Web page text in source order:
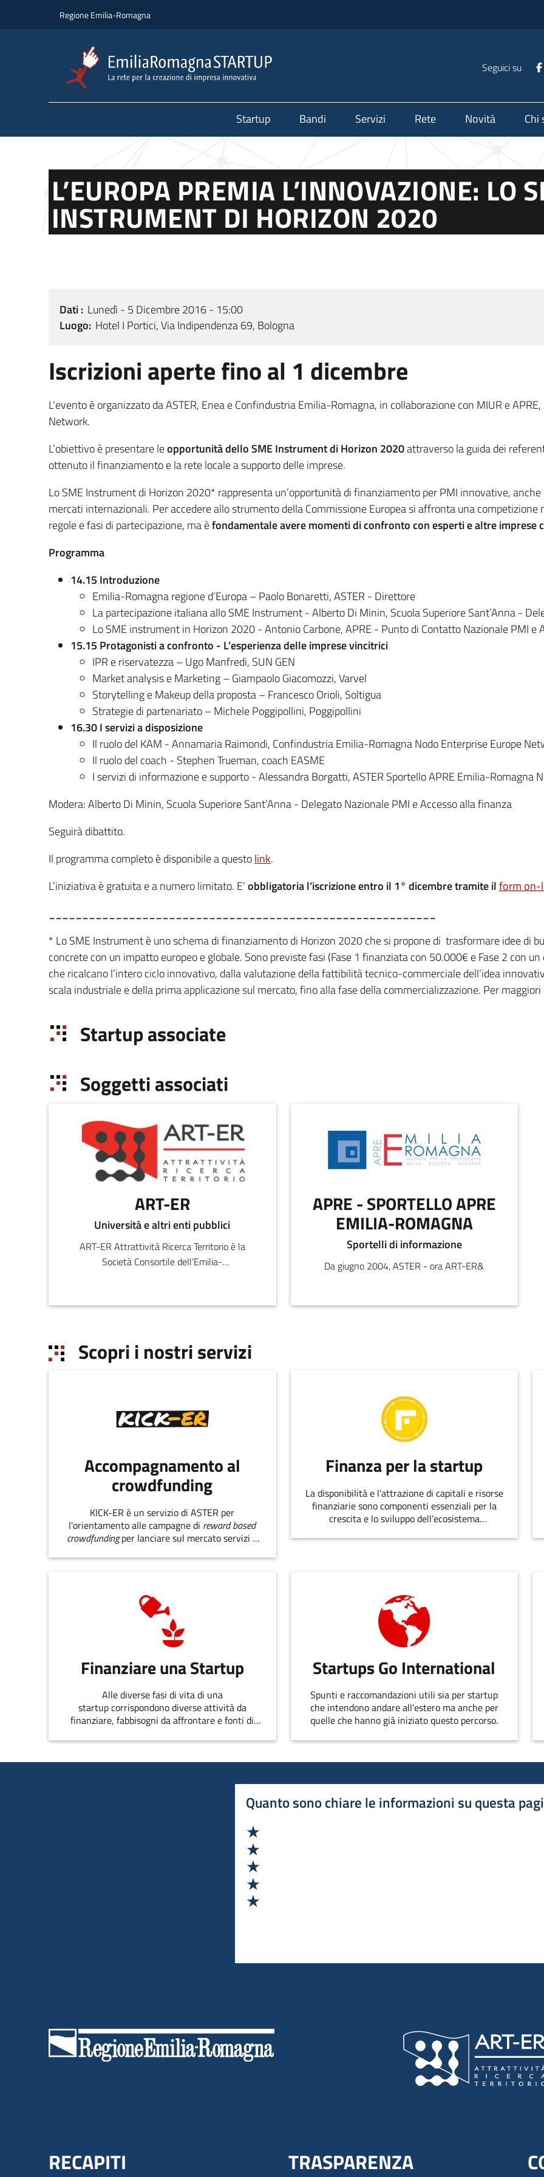
Regione Emilia-Romagna
Seguici su
Startup Bandi Servizi Rete Novità Chi
L’EUROPA PREMIA L’INNOVAZIONE: LO
INSTRUMENT DI HORIZON 2020
Dati Lunedì - 5 Dicembre 2016 - 15:00
Luogo Hotel I Portici, Via Indipendenza 69, Bologna
Iscrizioni aperte fino al 1 dicembre
L'evento è organizzato da ASTER, Enea e Confindustria Emilia-Romagna, in collaborazione con MIUR e
Network.
L’obiettivo è presentare leopportunità dello SME Instrument di Horizon 2020attraverso la guida dei
ottenuto il finanziamento e la rete locale a supporto delle imprese.
Lo SME Instrument di Horizon 2020* rappresenta un’opportunità di finanziamento per PMI innovative,
mercati internazionali. Per accedere allo strumento della Commissione Europea si affronta una
regole e fasi di partecipazione, ma èfondamentale avere momenti di confronto con esperti e altre imprese
Programma
14.15 Introduzione
Emilia-Romagna regione d’Europa – Paolo Bonaretti, ASTER - Direttore
La partecipazione italiana allo SME Instrument - Alberto Di Minin, Scuola Superiore Sant’Anna -
Lo SME instrument in Horizon 2020 - Antonio Carbone, APRE - Punto di Contatto Nazionale PMI e
15.15 Protagonisti a confronto - L’esperienza delle imprese vincitrici
IPR e riservatezza – Ugo Manfredi, SUN GEN
Market analysis e Marketing – Giampaolo Giacomozzi, Varvel
Storytelling e Makeup della proposta – Francesco Orioli, Soltigua
Strategie di partenariato – Michele Poggipollini, Poggipollini
16.30 I servizi a disposizione
Il ruolo del KAM - Annamaria Raimondi, Confindustria Emilia-Romagna Nodo Enterprise Europe
Il ruolo del coach - Stephen Trueman, coach EASME
I servizi di informazione e supporto - Alessandra Borgatti, ASTER Sportello APRE Emilia-Romagna
Modera: Alberto Di Minin, Scuola Superiore Sant’Anna - Delegato Nazionale PMI e Accesso alla finanza
Seguirà dibattito.
Il programma completo è disponibile a questolink.
L’iniziativa è gratuita e a numero limitato. E’obbligatoria l’iscrizione entro il 1° dicembre tramite ilform on-
* Lo SME Instrument è uno schema di finanziamento di Horizon 2020 che si propone di trasformare idee di
concrete con un impatto europeo e globale. Sono previste fasi (Fase 1 finanziata con 50.000€ e Fase 2 con
che ricalcano l’intero ciclo innovativo, dalla valutazione della fattibilità tecnico-commerciale dell’idea
scala industriale e della prima applicazione sul mercato, fino alla fase della commercializzazione. Per
Startup associate
Soggetti associati
ART-ER
Università e altri enti pubblici
ART-ER Attrattività Ricerca Territorio è la
Società Consortile dell’Emilia-
APRE - SPORTELLO APRE
EMILIA-ROMAGNA
Sportelli di informazione
Da giugno 2004, ASTER - ora ART-ER&
Scopri i nostri servizi
Accompagnamento al
crowdfunding
KICK-ER è un servizio di ASTER per
l'orientamento alle campagne di reward based
crowdfundingper lanciare sul mercato servizi e
Finanza per la startup
La disponibilità e l’attrazione di capitali e risorse
finanziarie sono componenti essenziali per la
crescita e lo sviluppo dell’ecosistema
Finanziare una Startup
Alle diverse fasi di vita di una
startup corrispondono diverse attività da
finanziare, fabbisogni da affrontare e fonti di
Startups Go International
Spunti e raccomandazioni utili sia per startup
che intendono andare all'estero ma anche per
quelle che hanno già iniziato questo percorso.
Quanto sono chiare le informazioni su questa
Menu Footer
RECAPITI TRASPARENZA